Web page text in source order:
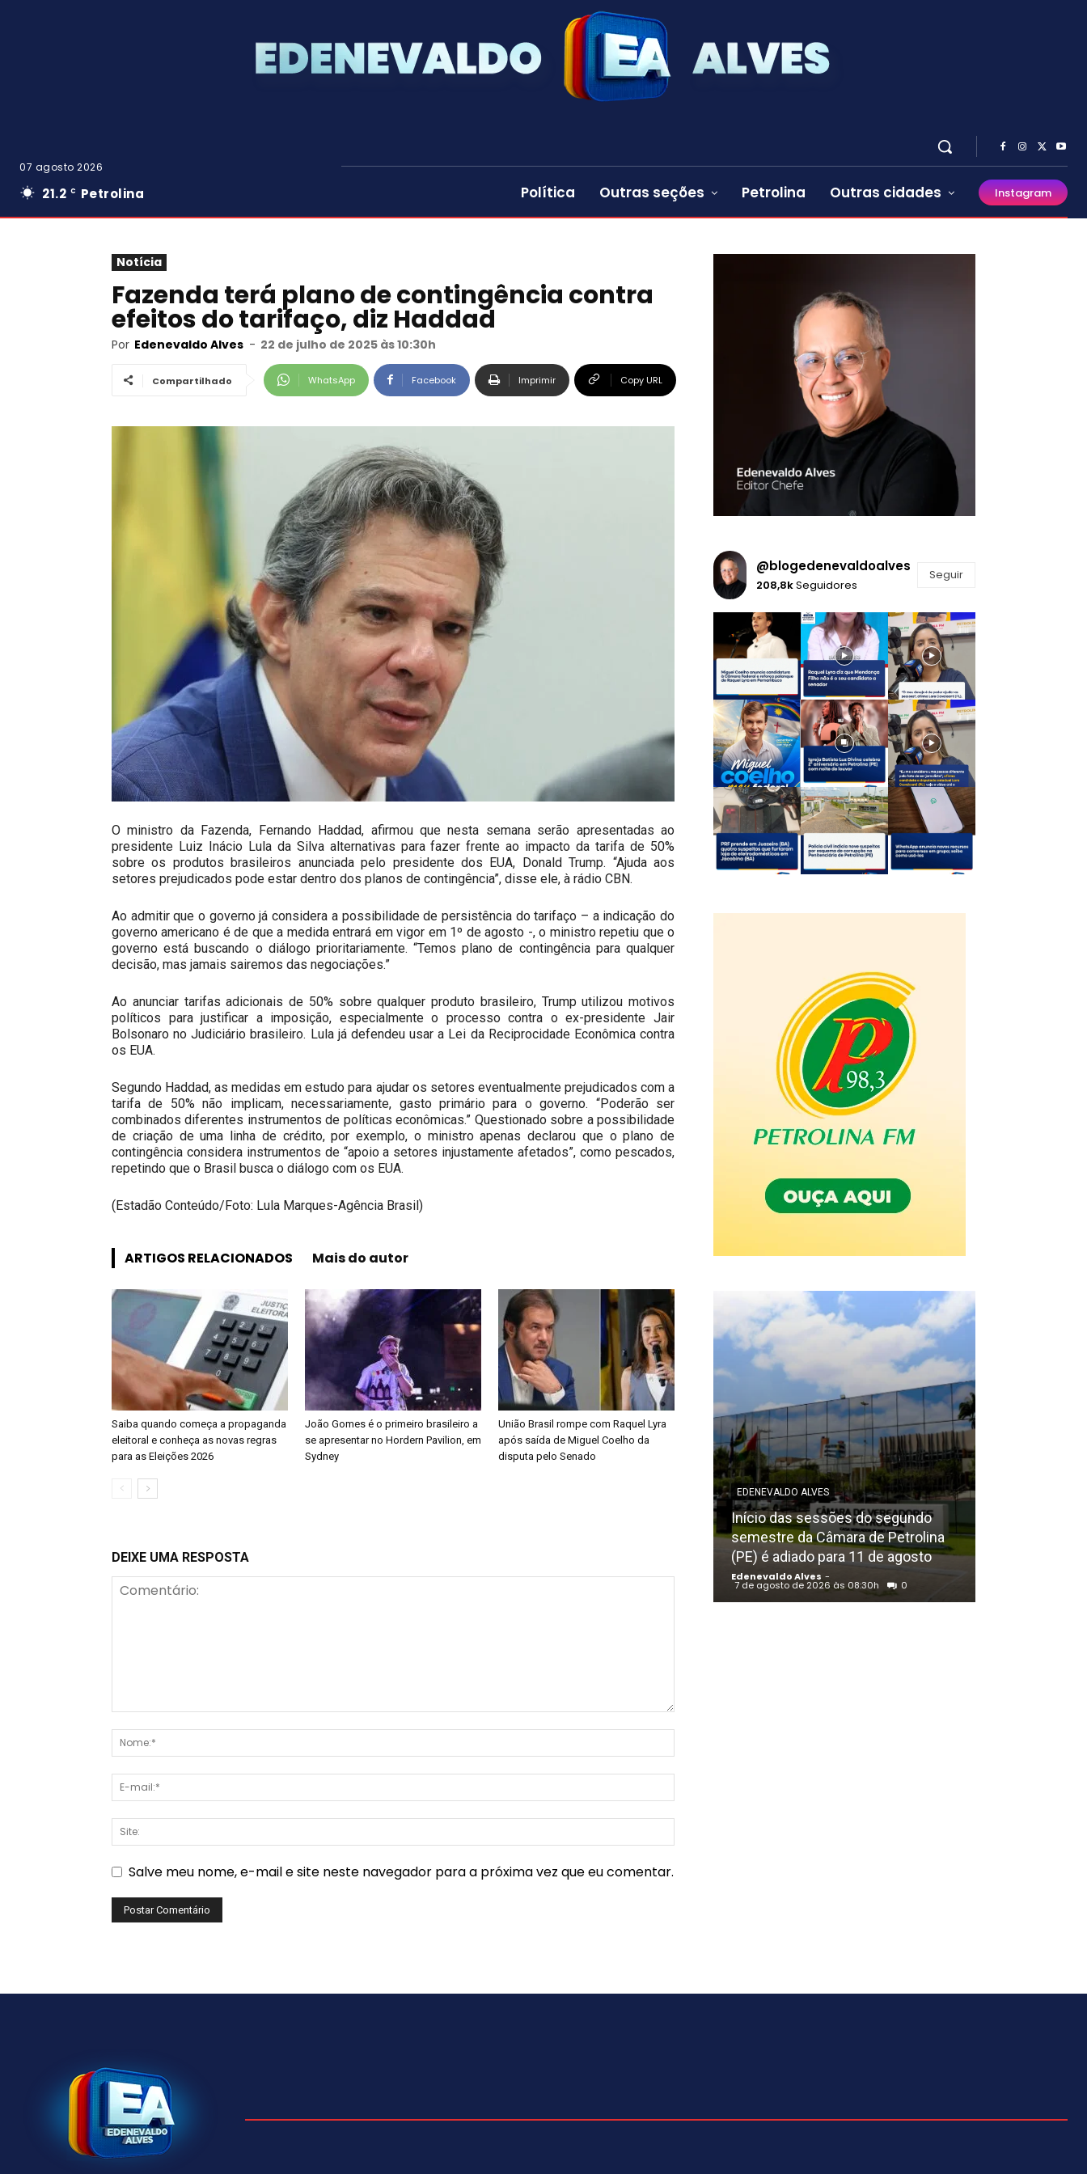
07 agosto 2026
21.2 C Petrolina Política Outras seções Petrolina Outras cidades Instagram
Notícia
Fazenda terá plano de contingência contra
efeitos do tarifaço, diz Haddad
Por Edenevaldo Alves - 22 de julho de 2025 às 10:30h
Compartilhado WhatsApp Facebook Imprimir Copy URL
O ministro da Fazenda, Fernando Haddad, afirmou que nesta semana serão apresentadas ao
presidente Luiz Inácio Lula da Silva alternativas para fazer frente ao impacto da tarifa de 50%
sobre os produtos brasileiros anunciada pelo presidente dos EUA, Donald Trump. “Ajuda aos
setores prejudicados pode estar dentro dos planos de contingência”, disse ele, à rádio CBN.
Ao admitir que o governo já considera a possibilidade de persistência do tarifaço – a indicação do
governo americano é de que a medida entrará em vigor em 1º de agosto -, o ministro repetiu que o
governo está buscando o diálogo prioritariamente. “Temos plano de contingência para qualquer
decisão, mas jamais sairemos das negociações.”
Ao anunciar tarifas adicionais de 50% sobre qualquer produto brasileiro, Trump utilizou motivos
políticos para justificar a imposição, especialmente o processo contra o ex-presidente Jair
Bolsonaro no Judiciário brasileiro. Lula já defendeu usar a Lei da Reciprocidade Econômica contra
os EUA.
Segundo Haddad, as medidas em estudo para ajudar os setores eventualmente prejudicados com a
tarifa de 50% não implicam, necessariamente, gasto primário para o governo. “Poderão ser
combinados diferentes instrumentos de políticas econômicas.” Questionado sobre a possibilidade
de criação de uma linha de crédito, por exemplo, o ministro apenas declarou que o plano de
contingência considera instrumentos de “apoio a setores injustamente afetados”, como pescados,
repetindo que o Brasil busca o diálogo com os EUA.
(Estadão Conteúdo/Foto: Lula Marques-Agência Brasil)
ARTIGOS RELACIONADOS Mais do autor
Saiba quando começa a propaganda
eleitoral e conheça as novas regras
para as Eleições 2026
João Gomes é o primeiro brasileiro a
se apresentar no Hordern Pavilion, em
Sydney
União Brasil rompe com Raquel Lyra
após saída de Miguel Coelho da
disputa pelo Senado
DEIXE UMA RESPOSTA
Salve meu nome, e-mail e site neste navegador para a próxima vez que eu comentar.
@blogedenevaldoalves
208,8kSeguidores
Seguir
EDENEVALDO ALVES
Início das sessões do segundo
semestre da Câmara de Petrolina
(PE) é adiado para 11 de agosto
Edenevaldo Alves -
7 de agosto de 2026 às 08:30h 0